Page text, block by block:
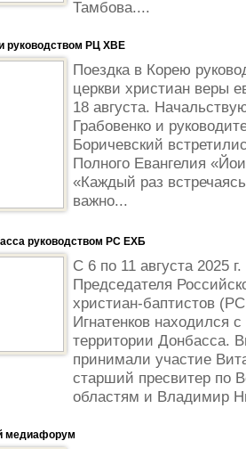
Тамбова....
руководством РЦ ХВЕ
Поездка в Корею
церкви христиан веры
18 августа.
Грабовенко и
Боричевский
Полного Евангелия
«Каждый раз
важно...
руководством РС ЕХБ
С 6 по 11 августа 2025
Председателя
христиан-баптистов
Игнатенков находился
территории Донбасса.
принимали участие
старший пресвитер по
областям и Владимир
медиафорум